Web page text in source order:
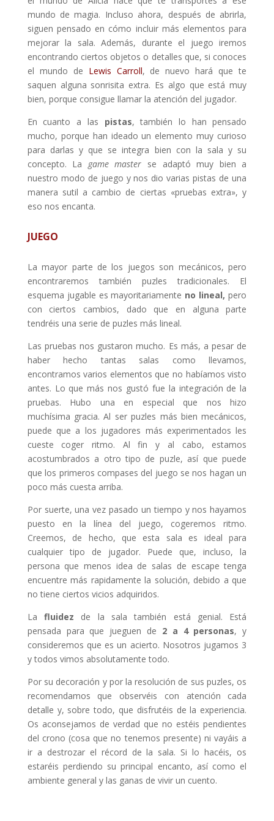
mundo de magia. Incluso ahora, después de abrirla,
siguen pensado en cómo incluir más elementos para
mejorar la sala. Además, durante el juego iremos
encontrando ciertos objetos o detalles que, si conoces
el mundo de Lewis Carroll, de nuevo hará que te
saquen alguna sonrisita extra. Es algo que está muy
bien, porque consigue llamar la atención del jugador.
En cuanto a las pistas, también lo han pensado
mucho, porque han ideado un elemento muy curioso
para darlas y que se integra bien con la sala y su
concepto. La game master se adaptó muy bien a
nuestro modo de juego y nos dio varias pistas de una
manera sutil a cambio de ciertas «pruebas extra», y
eso nos encanta.
JUEGO
La mayor parte de los juegos son mecánicos, pero
encontraremos también puzles tradicionales. El
esquema jugable es mayoritariamente no lineal,pero
con ciertos cambios, dado que en alguna parte
tendréis una serie de puzles más lineal.
Las pruebas nos gustaron mucho. Es más, a pesar de
haber hecho tantas salas como llevamos,
encontramos varios elementos que no habíamos visto
antes. Lo que más nos gustó fue la integración de la
pruebas. Hubo una en especial que nos hizo
muchísima gracia. Al ser puzles más bien mecánicos,
puede que a los jugadores más experimentados les
cueste coger ritmo. Al fin y al cabo, estamos
acostumbrados a otro tipo de puzle, así que puede
que los primeros compases del juego se nos hagan un
poco más cuesta arriba.
Por suerte, una vez pasado un tiempo y nos hayamos
puesto en la línea del juego, cogeremos ritmo.
Creemos, de hecho, que esta sala es ideal para
cualquier tipo de jugador. Puede que, incluso, la
persona que menos idea de salas de escape tenga
encuentre más rapidamente la solución, debido a que
no tiene ciertos vicios adquiridos.
Lafluidez de la sala también está genial. Está
pensada para que jueguen de 2 a 4 personas, y
consideremos que es un acierto. Nosotros jugamos 3
y todos vimos absolutamente todo.
Por su decoración y por la resolución de sus puzles, os
recomendamos que observéis con atención cada
detalle y, sobre todo, que disfrutéis de la experiencia.
Os aconsejamos de verdad que no estéis pendientes
del crono (cosa que no tenemos presente) ni vayáis a
ir a destrozar el récord de la sala. Si lo hacéis, os
estaréis perdiendo su principal encanto, así como el
ambiente general y las ganas de vivir un cuento.